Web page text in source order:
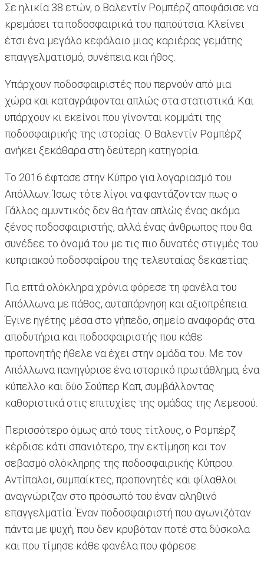
Σε ηλικία 38 ετών, ο Βαλεντίν Ρομπέρζ αποφάσισε να
κρεμάσει τα ποδοσφαιρικά του παπούτσια. Κλείνει
έτσι ένα μεγάλο κεφάλαιο μιας καριέρας γεμάτης
επαγγελματισμό, συνέπεια και ήθος.
Υπάρχουν ποδοσφαιριστές που περνούν από μια
χώρα και καταγράφονται απλώς στα στατιστικά. Και
υπάρχουν κι εκείνοι που γίνονται κομμάτι της
ποδοσφαιρικής της ιστορίας. Ο Βαλεντίν Ρομπέρζ
ανήκει ξεκάθαρα στη δεύτερη κατηγορία.
Το 2016 έφτασε στην Κύπρο για λογαριασμό του
Απόλλων. Ίσως τότε λίγοι να φαντάζονταν πως ο
Γάλλος αμυντικός δεν θα ήταν απλώς ένας ακόμα
ξένος ποδοσφαιριστής, αλλά ένας άνθρωπος που θα
συνέδεε το όνομά του με τις πιο δυνατές στιγμές του
κυπριακού ποδοσφαίρου της τελευταίας δεκαετίας.
Για επτά ολόκληρα χρόνια φόρεσε τη φανέλα του
Απόλλωνα με πάθος, αυταπάρνηση και αξιοπρέπεια.
Έγινε ηγέτης μέσα στο γήπεδο, σημείο αναφοράς στα
αποδυτήρια και ποδοσφαιριστής που κάθε
προπονητής ήθελε να έχει στην ομάδα του. Με τον
Απόλλωνα πανηγύρισε ένα ιστορικό πρωτάθλημα, ένα
κύπελλο και δύο Σούπερ Καπ, συμβάλλοντας
καθοριστικά στις επιτυχίες της ομάδας της Λεμεσού.
Περισσότερο όμως από τους τίτλους, ο Ρομπέρζ
κέρδισε κάτι σπανιότερο, την εκτίμηση και τον
σεβασμό ολόκληρης της ποδοσφαιρικής Κύπρου.
Αντίπαλοι, συμπαίκτες, προπονητές και φίλαθλοι
αναγνώριζαν στο πρόσωπό του έναν αληθινό
επαγγελματία. Έναν ποδοσφαιριστή που αγωνιζόταν
πάντα με ψυχή, που δεν κρυβόταν ποτέ στα δύσκολα
και που τίμησε κάθε φανέλα που φόρεσε.